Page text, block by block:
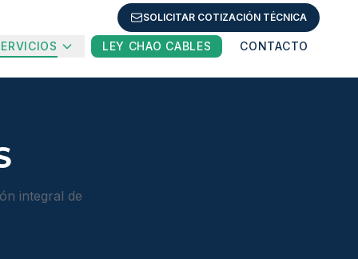
SOLICITAR COTIZACIÓN TÉCNICA
LEY CHAO CABLES CONTACTO
integral de